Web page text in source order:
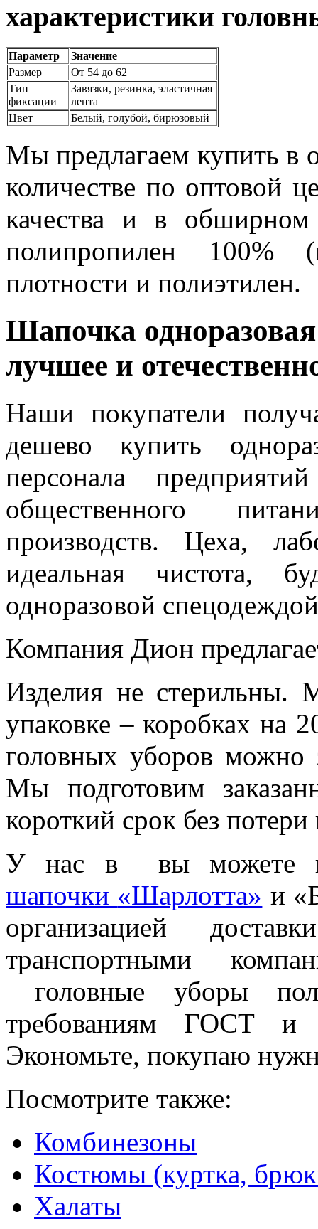
характеристики
Параметр
Значение
Размер
От 54 до 62
Тип
фиксации
Завязки, резинка, эластичная
лента
Цвет
Белый, голубой, бирюзовый
Мы предлагаем купить в
количестве по оптовой
качества и в
полипропилен 100%
плотности и полиэтилен.
Шапочка
лучшее и
Наши покупатели
дешево купить
персонала
общественного
производств. Цеха,
идеальная чистота,
одноразовой
Компания Дион
Изделия не стерильны.
упаковке – коробках на
головных уборов можно
Мы подготовим
короткий срок без потери
У нас в
вы можете
шапочки «Шарлотта» и
организацией
транспортными
головные уборы
требованиям ГОСТ и
Экономьте, покупаю
Посмотрите также:
Комбинезоны
Костюмы (куртка,
Халаты